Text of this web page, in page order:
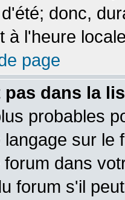
donc,
à l'heure
page
pas dans la
probables
sur le
dans
forum s'il